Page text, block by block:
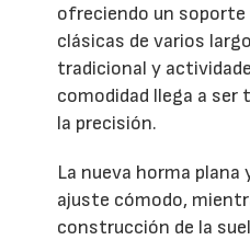
ofreciendo un soporte
clásicas de varios
tradicional y
comodidad llega a
la precisión.
La nueva horma
ajuste cómodo,
construcción de la